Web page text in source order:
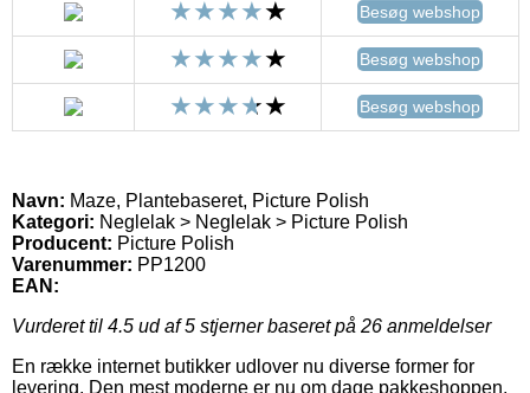
Besøg webshop
Besøg webshop
Besøg webshop
Navn: Maze, Plantebaseret, Picture Polish
Kategori: Neglelak > Neglelak > Picture Polish
Producent: Picture Polish
Varenummer: PP1200
EAN:
Vurderet til 4.5 ud af 5 stjerner baseret på 26 anmeldelser
En række internet butikker udlover nu diverse former for
levering. Den mest moderne er nu om dage pakkeshoppen,